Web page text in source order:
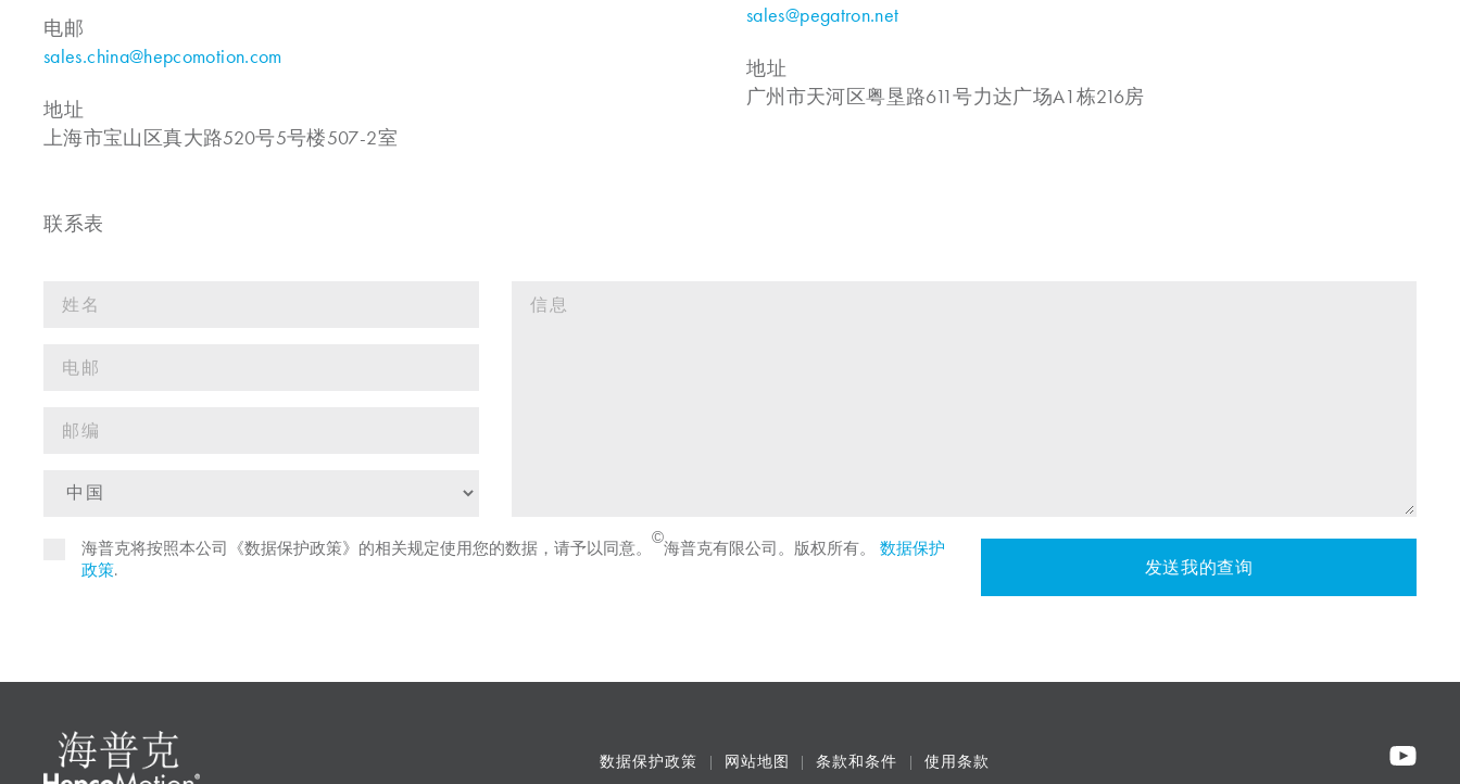
电邮
sales.china@hepcomotion.com
地址
上海市宝山区真大路520号5号楼507-2室
sales@pegatron.net
地址
广州市天河区粤垦路611号力达广场A1栋216房
联系表
海普克将按照本公司《数据保护政策》的相关规定使用您的数据，请予以同意。
©
海普克有限公司。版权所有。 数据保护
政策. 发送我的查询
数据保护政策 网站地图 条款和条件 使用条款